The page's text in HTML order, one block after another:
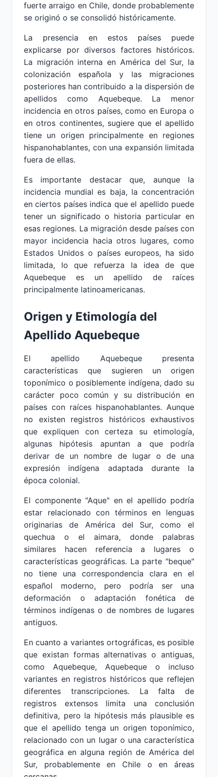
fuerte arraigo en Chile, donde probablemente
se originó o se consolidó históricamente.
La presencia en estos países puede
explicarse por diversos factores históricos.
La migración interna en América del Sur, la
colonización española y las migraciones
posteriores han contribuido a la dispersión de
apellidos como Aquebeque. La menor
incidencia en otros países, como en Europa o
en otros continentes, sugiere que el apellido
tiene un origen principalmente en regiones
hispanohablantes, con una expansión limitada
fuera de ellas.
Es importante destacar que, aunque la
incidencia mundial es baja, la concentración
en ciertos países indica que el apellido puede
tener un significado o historia particular en
esas regiones. La migración desde países con
mayor incidencia hacia otros lugares, como
Estados Unidos o países europeos, ha sido
limitada, lo que refuerza la idea de que
Aquebeque es un apellido de raíces
principalmente latinoamericanas.
Origen y Etimología del
Apellido Aquebeque
El apellido Aquebeque presenta
características que sugieren un origen
toponímico o posiblemente indígena, dado su
carácter poco común y su distribución en
países con raíces hispanohablantes. Aunque
no existen registros históricos exhaustivos
que expliquen con certeza su etimología,
algunas hipótesis apuntan a que podría
derivar de un nombre de lugar o de una
expresión indígena adaptada durante la
época colonial.
El componente "Aque" en el apellido podría
estar relacionado con términos en lenguas
originarias de América del Sur, como el
quechua o el aimara, donde palabras
similares hacen referencia a lugares o
características geográficas. La parte "beque"
no tiene una correspondencia clara en el
español moderno, pero podría ser una
deformación o adaptación fonética de
términos indígenas o de nombres de lugares
antiguos.
En cuanto a variantes ortográficas, es posible
que existan formas alternativas o antiguas,
como Aquebeque, Aquebeque o incluso
variantes en registros históricos que reflejen
diferentes transcripciones. La falta de
registros extensos limita una conclusión
definitiva, pero la hipótesis más plausible es
que el apellido tenga un origen toponímico,
relacionado con un lugar o una característica
geográfica en alguna región de América del
Sur, probablemente en Chile o en áreas